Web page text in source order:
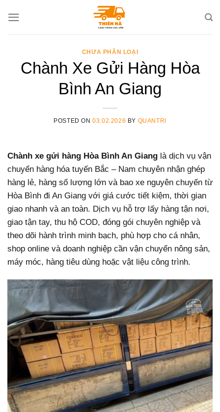
CHƯA PHÂN LOẠI
Chành Xe Gửi Hàng Hòa
Bình An Giang
POSTED ON03.02.2026 BY QUANTRI
Chành xe gửi hàng Hòa Bình An Giang là dịch vụ vận
chuyển hàng hóa tuyến Bắc – Nam chuyên nhận ghép
hàng lẻ, hàng số lượng lớn và bao xe nguyên chuyến từ
Hòa Bình đi An Giang với giá cước tiết kiệm, thời gian
giao nhanh và an toàn. Dịch vụ hỗ trợ lấy hàng tận nơi,
giao tận tay, thu hộ COD, đóng gói chuyên nghiệp và
theo dõi hành trình minh bạch, phù hợp cho cá nhân,
shop online và doanh nghiệp cần vận chuyển nông sản,
máy móc, hàng tiêu dùng hoặc vật liệu công trình.